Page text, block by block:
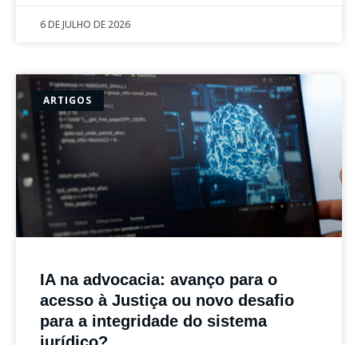
6 DE JULHO DE 2026
ARTIGOS
IA na advocacia: avanço para o
acesso à Justiça ou novo desafio
para a integridade do sistema